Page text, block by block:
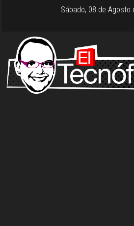
Sábado, 08 de Agosto